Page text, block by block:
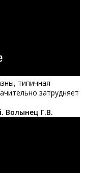
типичная
затрудняет
Волынец Г.В.